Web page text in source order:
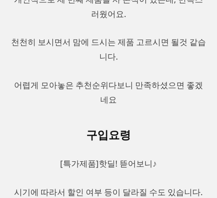
러웠어요.
천천히 보시면서 맘에 드시는 제품 고르시면 될것 같습
니다.
어렵게 모아놓은 추천순위다보니 만족하셨으면 좋겠
네요
구입요령
[특가제품]핫딜! 뜯어보니♪
시기에 따라서 할인 여부 등이 달라질 수도 있습니다.